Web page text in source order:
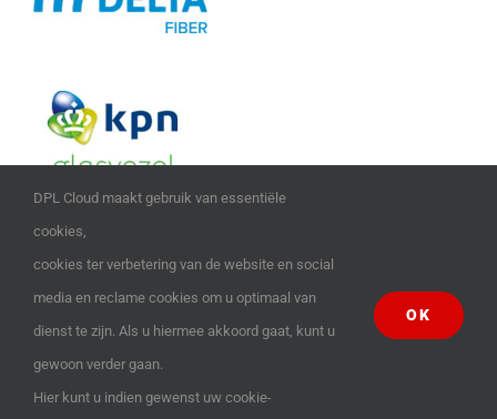
Facebook
X
DPL Cloud maakt gebruik van essentiële
cookies,
cookies ter verbetering van de website en social
media en reclame cookies om u optimaal van
dienst te zijn. Als u hiermee akkoord gaat, kunt u
gewoon verder gaan.
Hier kunt u indien gewenst uw cookie-
OK